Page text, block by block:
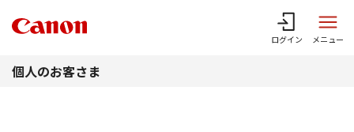
ログイン メニュー
個人のお客さま